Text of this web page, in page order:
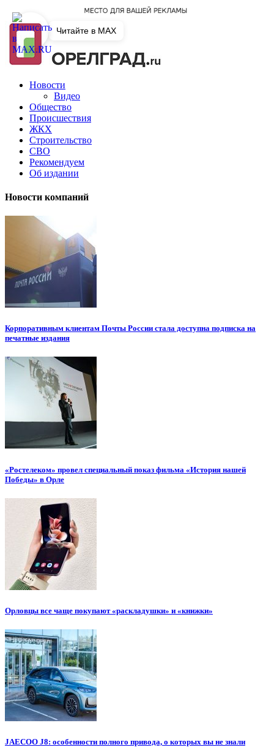
Новости
Видео
Общество
Происшествия
ЖКХ
Строительство
СВО
Рекомендуем
Об издании
Новости компаний
Корпоративным клиентам Почты России стала доступна подписка на
печатные издания
«Ростелеком» провел специальный показ фильма «История нашей
Победы» в Орле
Орловцы все чаще покупают «раскладушки» и «книжки»
JAECOO J8: особенности полного привода, о которых вы не знали
Читайте в MAX